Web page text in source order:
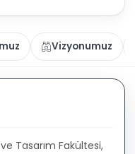
Vizyonumuz
Tasarım Fakültesi,